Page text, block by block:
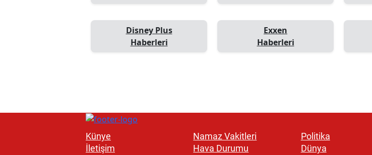
Disney Plus
Haberleri
Exxen
Haberleri
Künye
İletişim
Namaz Vakitleri
Hava Durumu
Politika
Dünya